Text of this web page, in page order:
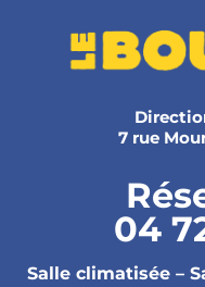
7 rue
04
Salle climatisée –